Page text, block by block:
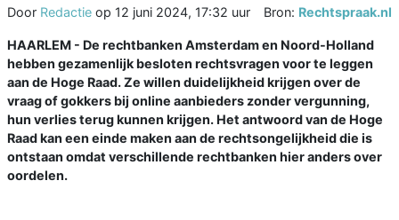
Door Redactie op 12 juni 2024, 17:32 uur Bron: Rechtspraak.nl
HAARLEM - De rechtbanken Amsterdam en Noord-Holland
hebben gezamenlijk besloten rechtsvragen voor te leggen
aan de Hoge Raad. Ze willen duidelijkheid krijgen over de
vraag of gokkers bij online aanbieders zonder vergunning,
hun verlies terug kunnen krijgen. Het antwoord van de Hoge
Raad kan een einde maken aan de rechtsongelijkheid die is
ontstaan omdat verschillende rechtbanken hier anders over
oordelen.